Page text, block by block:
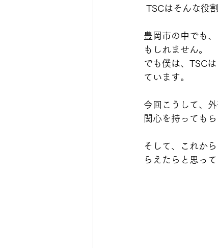
TSCはそんな役
豊岡市の中でも
もしれません。
でも僕は、TSC
ています。
今回こうして、
関心を持っても
そして、これか
らえたらと思って